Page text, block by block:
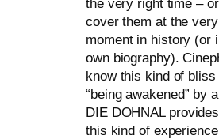
the very right time –
co­ver them at the
moment in histo­ry (or
own bio­gra­phy).
know this kind of bliss
“being awa­ken­ed” by
DIE DOHNAL
this kind of